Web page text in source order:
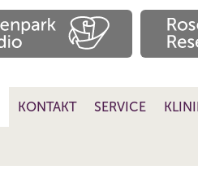
KONTAKT SERVICE